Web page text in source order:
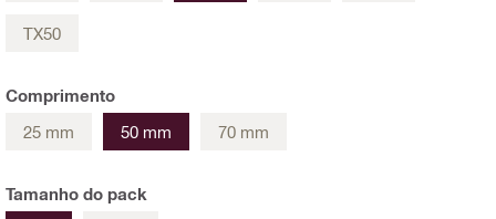
TX50
Comprimento
25 mm
50 mm 70 mm
Tamanho do pack